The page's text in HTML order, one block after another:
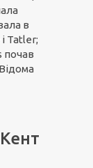
в
Tatler;
почав